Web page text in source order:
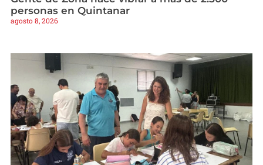
personas en Quintanar
agosto 8, 2026